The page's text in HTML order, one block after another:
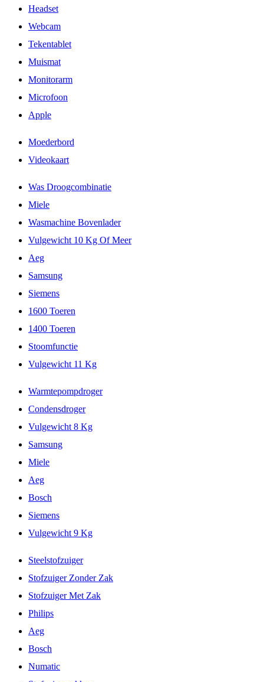
Headset
Webcam
Tekentablet
Muismat
Monitorarm
Microfoon
Apple
Moederbord
Videokaart
Was Droogcombinatie
Miele
Wasmachine Bovenlader
Vulgewicht 10 Kg Of Meer
Aeg
Samsung
Siemens
1600 Toeren
1400 Toeren
Stoomfunctie
Vulgewicht 11 Kg
Warmtepompdroger
Condensdroger
Vulgewicht 8 Kg
Samsung
Miele
Aeg
Bosch
Siemens
Vulgewicht 9 Kg
Steelstofzuiger
Stofzuiger Zonder Zak
Stofzuiger Met Zak
Philips
Aeg
Bosch
Numatic